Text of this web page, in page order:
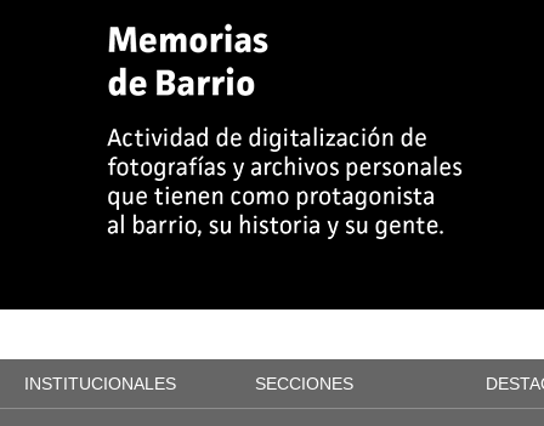
INSTITUCIONALES SECCIONES